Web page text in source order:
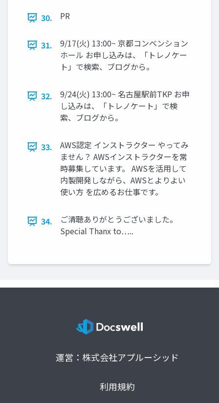
30. PR
31.
9/17(火) 13:00~ 京都コンベンション
ホール お申し込みは、「トレノケー
ト」で検索、ブログから。
32.
9/24(火) 13:00~ 名古屋駅前TKP お申
し込みは、「トレノケート」で検
索、ブログから。
33.
AWS認定 インストラクター やってみ
ません？ AWSインストラクターを常
時募集しています。 AWSを活用して
内製開発しながら、AWSとよりよい
使い方 を広めるお仕事です。
34.
ご清聴ありがとうございました。
Special Thanx to…..
運営：株式会社アプルーシッド
利用規約